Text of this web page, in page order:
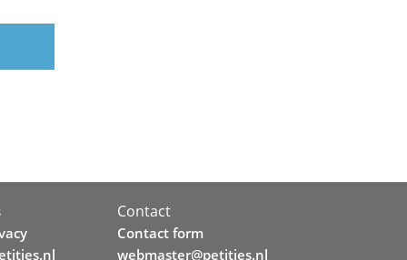
Contact
Contact form
webmaster@petities.nl